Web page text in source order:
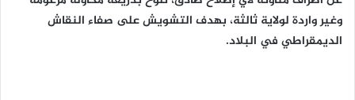
وغير واردة لولاية ثالثة، بهدف التشويش على صفاء النقاش
الديمقراطي في البلاد.